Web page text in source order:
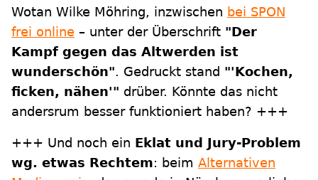
Wotan Wilke Möhring, inzwischen bei SPON
frei online – unter der Überschrift "Der
Kampf gegen das Altwerden ist
wunderschön". Gedruckt stand "'Kochen,
ficken, nähen'" drüber. Könnte das nicht
andersrum besser funktioniert haben? +++
+++ Und noch ein Eklat und Jury-Problem
wg. etwas Rechtem: beim Alternativen